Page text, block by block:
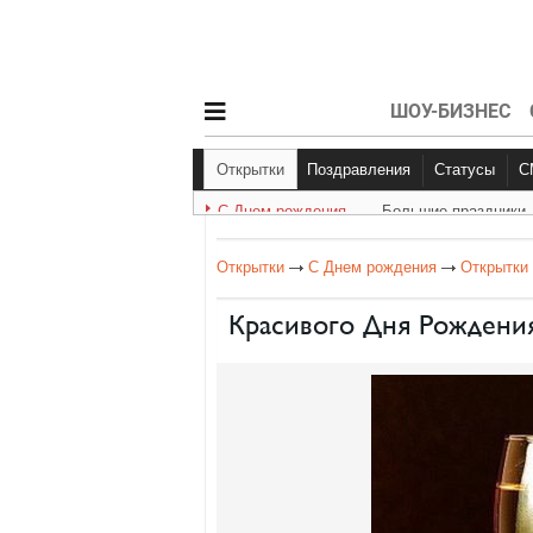
ШОУ-БИЗНЕС
Открытки Поздравления
С Днем рождения
Статусы
Другое
С Днем рождения Большие праздники
Открытки С Днем рождения
Красивого Дня